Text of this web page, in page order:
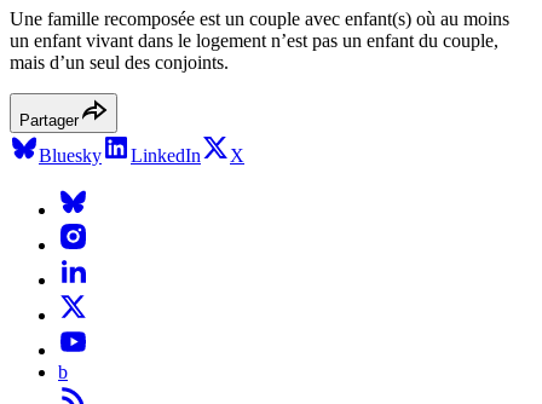
Une famille recomposée est un couple avec enfant(s) où au moins
un enfant vivant dans le logement n’est pas un enfant du couple,
mais d’un seul des conjoints.
Partager
Bluesky LinkedIn X
b